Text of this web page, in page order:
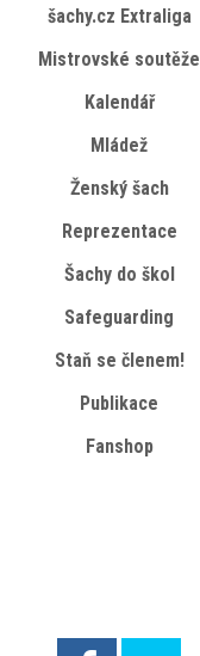
šachy.cz Extraliga
Mistrovské soutěže
Kalendář
Mládež
Ženský šach
Reprezentace
Šachy do škol
Safeguarding
Staň se členem!
Publikace
Fanshop